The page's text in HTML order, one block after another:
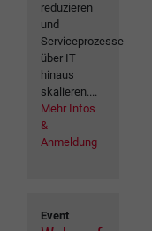
reduzieren
und
Serviceprozesse
über IT
hinaus
skalieren....
Mehr Infos
&
Anmeldung
Event